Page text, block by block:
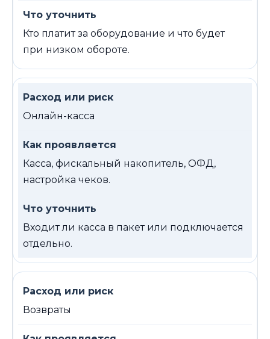
Кто платит за оборудование и что будет
при низком обороте.
Онлайн-касса
Касса, фискальный накопитель, ОФД,
настройка чеков.
Входит ли касса в пакет или подключается
отдельно.
Возвраты